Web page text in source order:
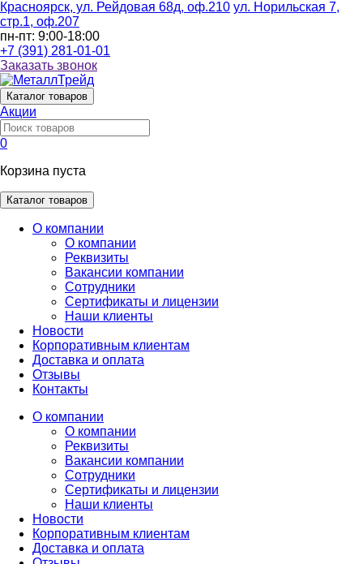
Красноярск, ул. Рейдовая 68д, оф.210 ул. Норильская 7,
стр.1, оф.207
пн-пт: 9:00-18:00
+7 (391) 281-01-01
Заказать звонок
Каталог товаров
Акции
0
Корзина пуста
Каталог товаров
О компании
О компании
Реквизиты
Вакансии компании
Сотрудники
Сертификаты и лицензии
Наши клиенты
Новости
Корпоративным клиентам
Доставка и оплата
Отзывы
Контакты
О компании
О компании
Реквизиты
Вакансии компании
Сотрудники
Сертификаты и лицензии
Наши клиенты
Новости
Корпоративным клиентам
Доставка и оплата